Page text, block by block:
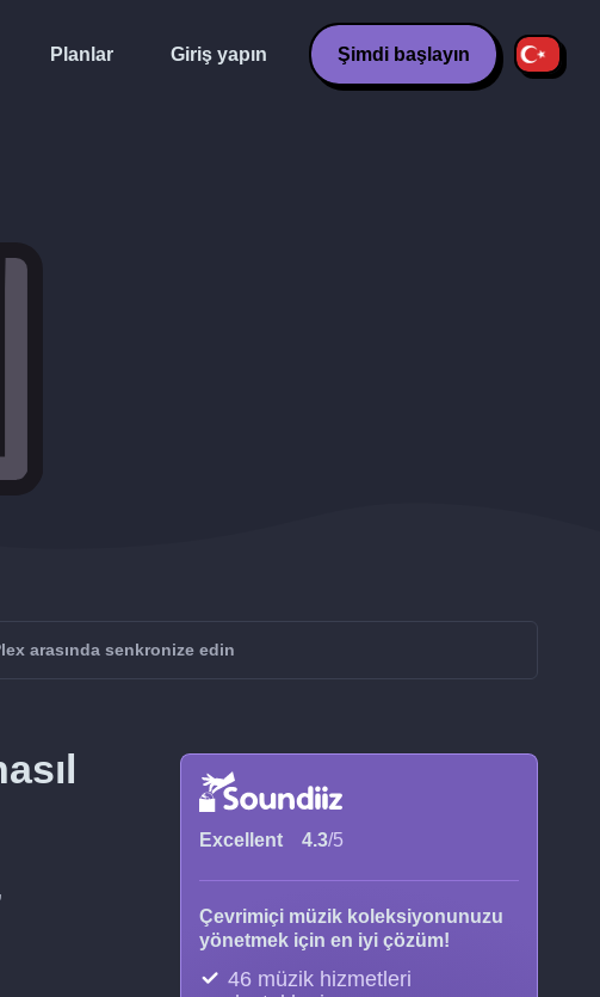
Planlar Giriş yapın Şimdi başlayın
arasında senkronize edin
Excellent 4.3/5
Çevrimiçi müzik koleksiyonunuzu
yönetmek için en iyi çözüm!
46 müzik hizmetleri